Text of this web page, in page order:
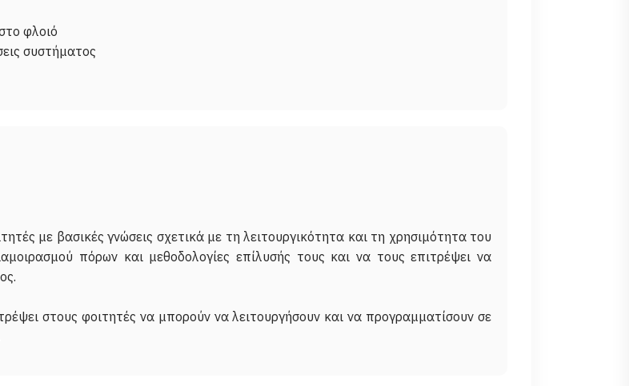
φλοιό
συστήματος
με βασικές γνώσεις σχετικά με τη λειτουργικότητα και τη χρησιμότητα του
πόρων και μεθοδολογίες επίλυσής τους και να τους επιτρέψει να
στους φοιτητές να μπορούν να λειτουργήσουν και να προγραμματίσουν σε